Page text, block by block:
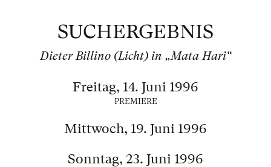
SUCHERGEBNIS
Dieter Billino (Licht) in „Mata Hari“
Freitag, 14. Juni 1996
PREMIERE
Mittwoch, 19. Juni 1996
Sonntag, 23. Juni 1996